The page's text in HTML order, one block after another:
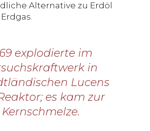
Alternative zu Erdöl
explodierte im
in
Lucens
es kam zur
Kernschmelze.